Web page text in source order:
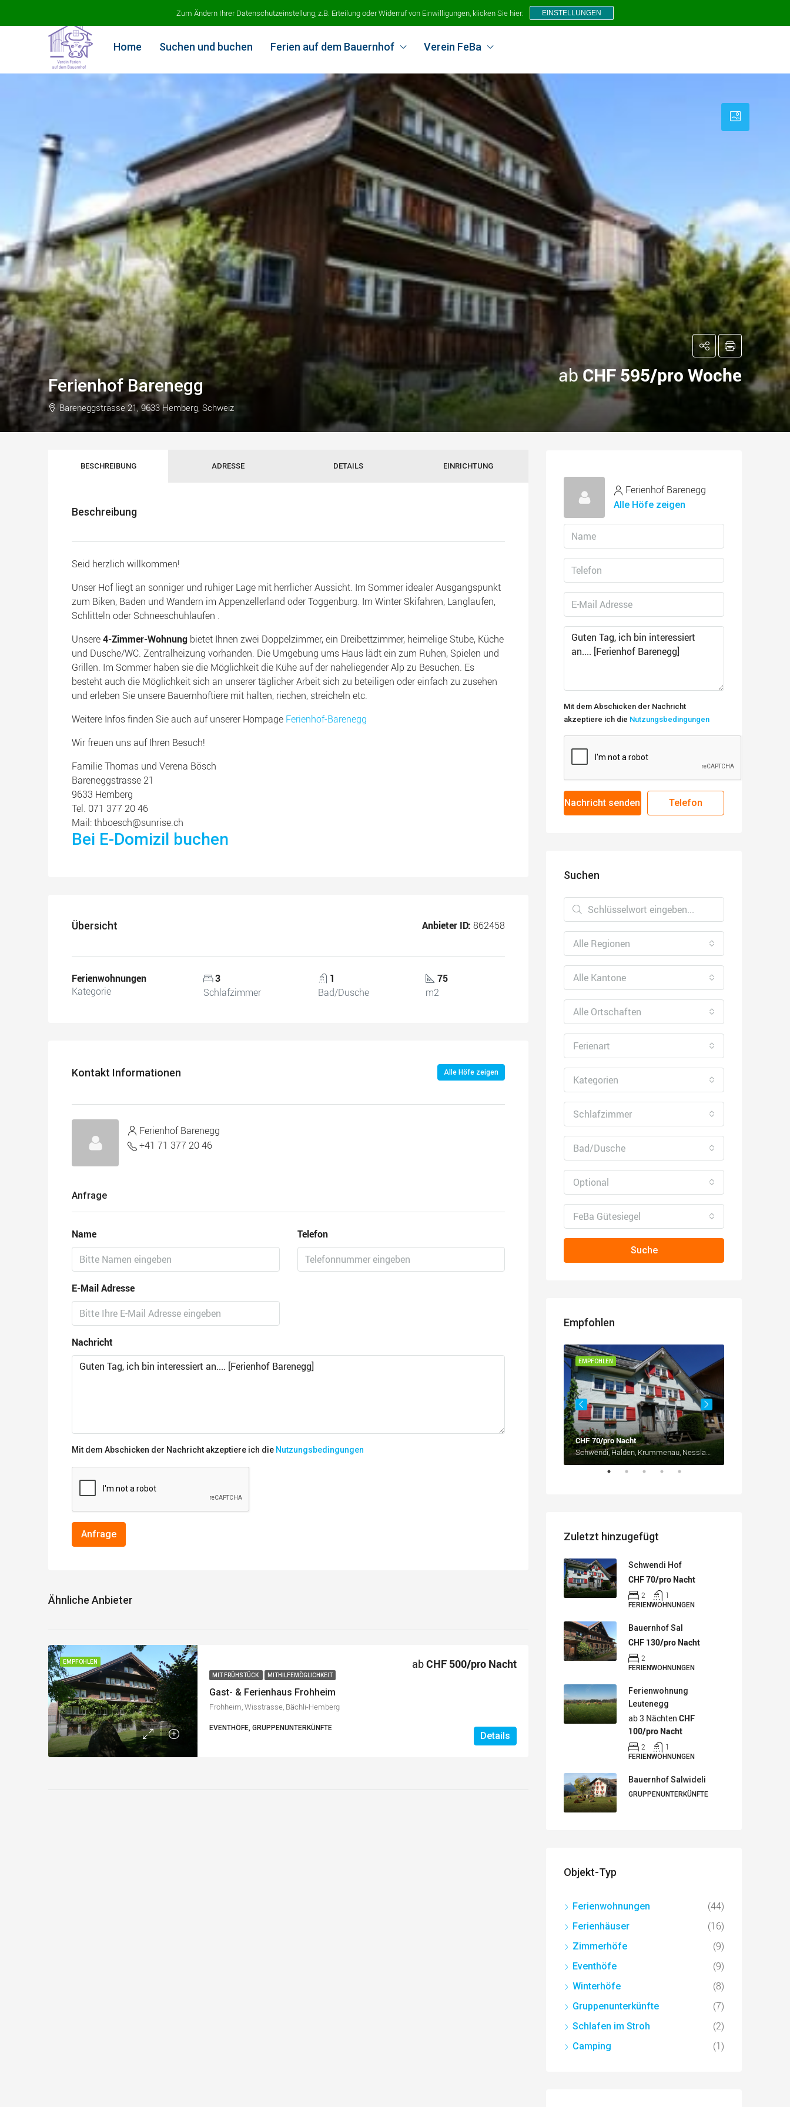
Home Suchen und buchen Ferien auf dem Bauernhof Verein FeBa
Ferienhof Barenegg abCHF 595/pro Woche
Bareneggstrasse 21, 9633 Hemberg, Schweiz
BESCHREIBUNG ADRESSE DETAILS EINRICHTUNG
Beschreibung
Seid herzlich willkommen!
Unser Hof liegt an sonniger und ruhiger Lage mit herrlicher Aussicht. Im Sommer idealer Ausgangspunkt
zum Biken, Baden und Wandern im Appenzellerland oder Toggenburg. Im Winter Skifahren, Langlaufen,
Schlitteln oder Schneeschuhlaufen .
Unsere4-Zimmer-Wohnung bietet Ihnen zwei Doppelzimmer, ein Dreibettzimmer, heimelige Stube, Küche
und Dusche/WC. Zentralheizung vorhanden. Die Umgebung ums Haus lädt ein zum Ruhen, Spielen und
Grillen. Im Sommer haben sie die Möglichkeit die Kühe auf der naheliegender Alp zu Besuchen. Es
besteht auch die Möglichkeit sich an unserer täglicher Arbeit sich zu beteiligen oder einfach zu zusehen
und erleben Sie unsere Bauernhoftiere mit halten, riechen, streicheln etc.
Weitere Infos finden Sie auch auf unserer Hompage Ferienhof-Barenegg
Wir freuen uns auf Ihren Besuch!
Familie Thomas und Verena Bösch
Bareneggstrasse 21
9633 Hemberg
Tel. 071 377 20 46
Mail: thboesch@sunrise.ch
Bei E-Domizil buchen
Übersicht Anbieter ID: 862458
Ferienwohnungen
Kategorie
3
Schlafzimmer
1
Bad/Dusche
75
m2
Kontakt Informationen Alle Höfe zeigen
Ferienhof Barenegg
+41 71 377 20 46
Anfrage
Name Telefon
E-Mail Adresse
Nachricht
Mit dem Abschicken der Nachricht akzeptiere ich die Nutzungsbedingungen
Anfrage
Ähnliche Anbieter
EMPFOHLEN
MIT FRÜHSTÜCK MITHILFEMÖGLICHKEIT
Gast- & Ferienhaus Frohheim
abCHF 500/pro Nacht
Frohheim, Wisstrasse, Bächli-Hemberg
EVENTHÖFE, GRUPPENUNTERKÜNFTE
Details
Ferienhof Barenegg
Alle Höfe zeigen
Mit dem Abschicken der Nachricht
akzeptiere ich die Nutzungsbedingungen
Nachricht senden Telefon
Suchen
Alle Regionen
Alle Kantone
Alle Ortschaften
Ferienart
Kategorien
Schlafzimmer
Bad/Dusche
Optional
FeBa Gütesiegel
Suche
Empfohlen
EMPFOHLEN
CHF 70/pro Nacht
Schwendi, Halden, Krummenau, Nesslau, Wahlkreis Toggenburg, St. Gallen, 9651, Schweiz/Suisse/Svizzera/Svizra
Zuletzt hinzugefügt
Schwendi Hof
CHF 70/pro Nacht
2 1
FERIENWOHNUNGEN
Bauernhof Sal
CHF 130/pro Nacht
2
FERIENWOHNUNGEN
Ferienwohnung
Leutenegg
ab 3 Nächten CHF
100/pro Nacht
2 1
FERIENWOHNUNGEN
Bauernhof Salwideli
GRUPPENUNTERKÜNFTE
Objekt-Typ
Ferienwohnungen (44)
Ferienhäuser (16)
Zimmerhöfe (9)
Eventhöfe (9)
Winterhöfe (8)
Gruppenunterkünfte (7)
Schlafen im Stroh (2)
Camping (1)
Zum Ändern Ihrer Datenschutzeinstellung, z.B. Erteilung oder Widerruf von Einwilligungen, klicken Sie hier: EINSTELLUNGEN